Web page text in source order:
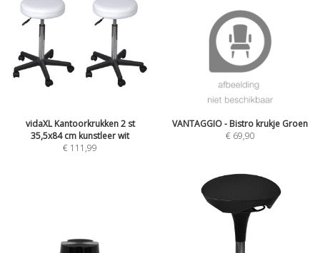
vidaXL Kantoorkrukken 2 st
35,5x84 cm kunstleer wit
€ 111,99
VANTAGGIO - Bistro krukje Groen
€ 69,90